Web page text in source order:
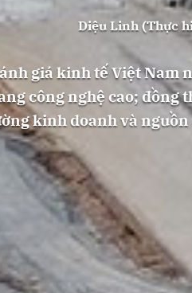
Diệu Linh (Thực
giá kinh tế Việt Nam
công nghệ cao;
kinh doanh và